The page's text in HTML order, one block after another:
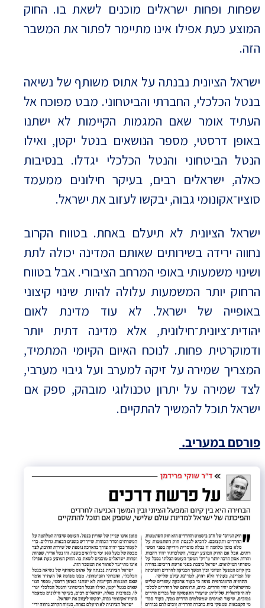
שפחות ופחות ישראלים מוכנים לשאת בו. החוק
המוצע כעת אפילו אינו מתיימר לפתור את המשבר
הזה.
ישראל הציונית נבנתה על אתוס משותף של נשיאה
בנטל הכלכלי, החברתי והביטחוני. מבט מפוכח אל
העתיד אומר שאם המגמות הקיימות לא ישתנו
באופן דרסטי, מספר הנושאים בנטל יקטן, ואילו
הנטל הביטחוני והנטל הכלכלי יגדלו. בנסיבות
כאלה, ישראלים רבים, בעיקר חילונים ממעמד
סוציו־אקונומי גבוה, יבקשו לעזוב את ישראל.
ישראל הציונית לא תיעלם באחת. בטווח הקרוב
נחווה ירידה בשירותים שאותם המדינה יכולה לתת
ושינוי משמעותי באופי המרחב הציבורי. אבל בטווח
הרחוק יותר המשמעות עלולה להיות שינוי קיצוני
באופייה של ישראל. לא עוד מדינת לאום
יהודית־ציונית־חילונית, אלא מדינה דתית יותר
ודמוקרטית פחות. לנוכח האיום הקיומי המתמיד,
המצריך שמירה על זיקה למערב ועל גיבוי מערבי,
לצד שמירה על יתרון טכנולוגי מובהק, ספק אם
ישראל תוכל להמשיך להתקיים.
פורסם במעריב.